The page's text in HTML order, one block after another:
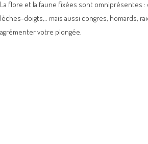
La flore et la faune fixées sont omniprésentes :
lèches-doigts,.. mais aussi congres, homards,
agrémenter votre plongée.